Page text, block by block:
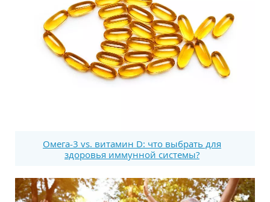
Омега-3 vs. витамин D: что выбрать для
здоровья иммунной системы?